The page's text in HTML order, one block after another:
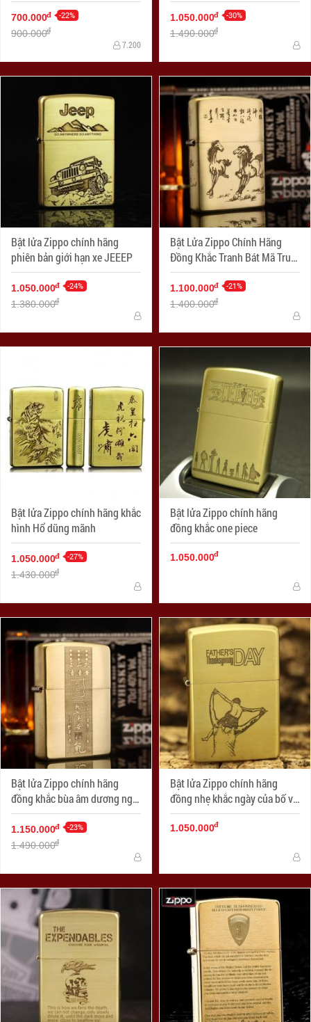
Green Matte Zippo Logo
700.000đ -22%
900.000đ
7.200
1.050.000đ -30%
1.490.000đ
Bật lửa Zippo chính hãng
phiên bản giới hạn xe JEEEP
1.050.000đ -24%
1.380.000đ
Bật Lửa Zippo Chính Hãng
Đồng Khắc Tranh Bát Mã Truy
Phong
1.100.000đ -21%
1.400.000đ
Bật lửa Zippo chính hãng khắc
hình Hổ dũng mãnh
1.050.000đ -27%
1.430.000đ
Bật lửa Zippo chính hãng
đồng khắc one piece
1.050.000đ
Bật lửa Zippo chính hãng
đồng khắc bùa âm dương ngũ
hành
1.150.000đ -23%
1.490.000đ
Bật lửa Zippo chính hãng
đồng nhẹ khắc ngày của bố vô
cùng ý nghĩa
1.050.000đ